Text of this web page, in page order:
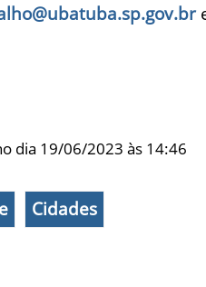
dia 19/06/2023 às 14:46
Cidades